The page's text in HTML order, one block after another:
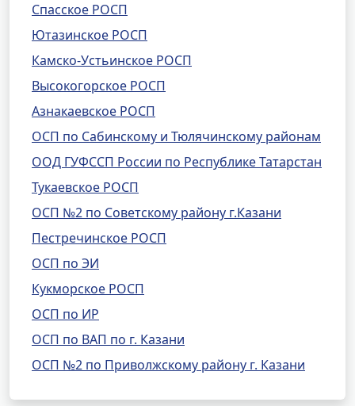
Спасское РОСП
Ютазинское РОСП
Камско-Устьинское РОСП
Высокогорское РОСП
Азнакаевское РОСП
ОСП по Сабинскому и Тюлячинскому районам
ООД ГУФССП России по Республике Татарстан
Тукаевское РОСП
ОСП №2 по Советскому району г.Казани
Пестречинское РОСП
ОСП по ЭИ
Кукморское РОСП
ОСП по ИР
ОСП по ВАП по г. Казани
ОСП №2 по Приволжскому району г. Казани